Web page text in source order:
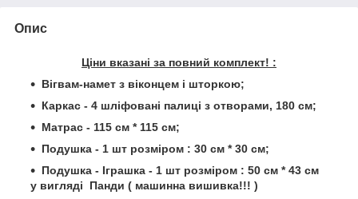
Опис
Ціни вказані за повний комплект! :
Вігвам-намет з віконцем і шторкою;
Каркас - 4 шліфовані палиці з отворами, 180 см;
Матраc - 115 см * 115 см;
Подушка - 1 шт розміром : 30 см * 30 см;
Подушка - Іграшка - 1 шт розміром : 50 см * 43 см
у вигляді Панди ( машинна вишивка!!! )